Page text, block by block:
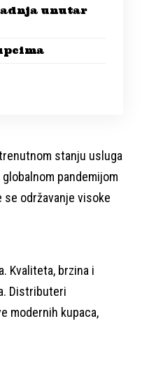
unutar
stanju usluga
pandemijom
održavanje visoke
Kvaliteta, brzina i
Distributeri
modernih kupaca,